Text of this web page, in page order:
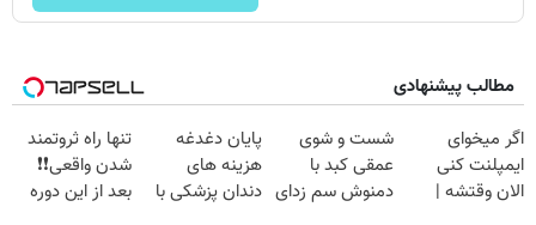
مطالب پیشنهادی
اگر میخوای
ایمپلنت کنی
الان وقتشه |
شست و شوی
عمقی کبد با
دمنوش سم زدای
پایان دغدغه
هزینه های
دندان پزشکی با
تنها راه ثروتمند
شدن واقعی❗❗
بعد از این دوره